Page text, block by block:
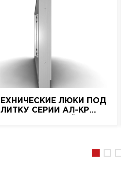
ЛЮКИ ПОД
СЕРИИ АЛ-КР